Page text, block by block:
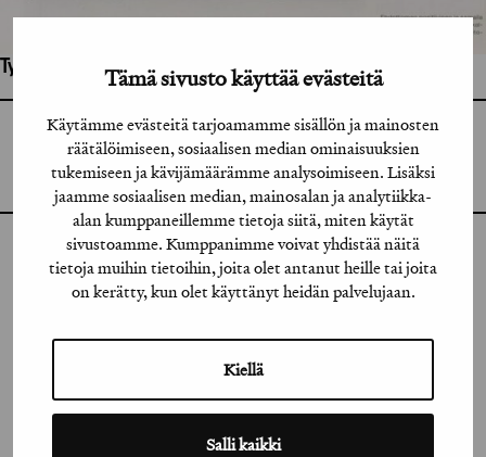
Tämä sivusto käyttää evästeitä
Käytämme evästeitä tarjoamamme sisällön ja mainosten
räätälöimiseen, sosiaalisen median ominaisuuksien
tukemiseen ja kävijämäärämme analysoimiseen. Lisäksi
jaamme sosiaalisen median, mainosalan ja analytiikka-
alan kumppaneillemme tietoja siitä, miten käytät
sivustoamme. Kumppanimme voivat yhdistää näitä
tietoja muihin tietoihin, joita olet antanut heille tai joita
on kerätty, kun olet käyttänyt heidän palvelujaan.
Kiellä
Salli kaikki
Työhön osallistuneet henkilöt / tahot:
GRAFIA RY
GRAFIA(AT)GRAFIA.FI
00120 HELSINKI
INSTAGRAM
LINKEDIN
VIMEO
FLICKR